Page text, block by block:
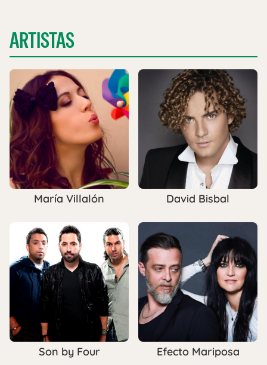
ARTISTAS
María Villalón David Bisbal
Son by Four Efecto Mariposa